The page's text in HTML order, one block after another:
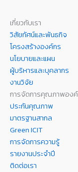
เกี่ยวกับเรา
วิสัยทัศน์และพันธกิจ
โครงสร้างองค์กร
นโยบายและแผน
ผู้บริหารและบุคลากร
งานวิจัย
การจัดการคุณภาพอง
ประกันคุณภาพ
มาตรฐานสากล
Green ICIT
การจัดการความรู้
รายงานประจำปี
ติดต่อเรา